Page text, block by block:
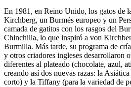
En 1981, en Reino Unido, los gatos de
Kirchberg, un Burmés europeo y un
camada de gatitos con los rasgos del
Chinchilla, lo que inspiró a von
Burmilla. Más tarde, su programa de
y otros criadores ingleses desarrollaron
diferentes al plateado (chocolate, azul,
creando así dos nuevas razas: la
corto) y la Tiffany (para la variedad de